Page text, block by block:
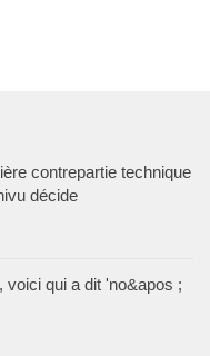
contrepartie technique
décide
voici qui a dit 'no&apos ;